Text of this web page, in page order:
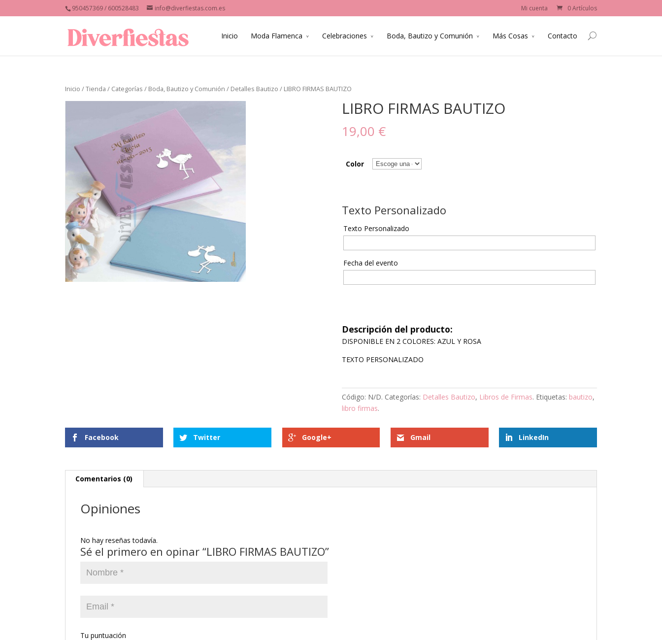
950457369 / 600528483 info@diverfiestas.com.es Mi cuenta 0 Artículos
Inicio Moda Flamenca Celebraciones Boda, Bautizo y Comunión Más Cosas Contacto
Inicio /Tienda / Categorías / Boda, Bautizo y Comunión / Detalles Bautizo / LIBRO FIRMAS BAUTIZO
LIBRO FIRMAS BAUTIZO
19,00 €
Color
Texto Personalizado
Texto Personalizado
Fecha del evento
Descripción del producto:
DISPONIBLE EN 2 COLORES: AZUL Y ROSA
TEXTO PERSONALIZADO
Código: N/D. Categorías: Detalles Bautizo, Libros de Firmas. Etiquetas: bautizo,
libro firmas.
Facebook Twitter Google+ Gmail LinkedIn
Comentarios (0)
Opiniones
No hay reseñas todavía.
Sé el primero en opinar “LIBRO FIRMAS BAUTIZO”
Tu puntuación